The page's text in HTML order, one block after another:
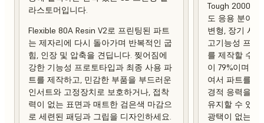
라스토머입니다.
Flexible 80A Resin V2로 프린팅된 파트
는 제자리에 다시 돌아가며 반복적인 굽
힘, 인장 및 압축을 견딥니다. 찢어짐에
강한 기능성 프로토타입과 최종 사용 파
트를 제작하고, 민감한 부품을 부드러운
인서트와 고정장치로 보호하거나, 접착
력이 없는 표면과 매트한 검은색 마감으
로 세련된 패딩과 그립을 디자인하세요.
Tough 2000
도 응용 분야
변형, 장기 사
고기능성 프로
를 제작할 수
이 79%이며 열
여서 파트를
경적 응력을
유지할 수 있
광택이 없는